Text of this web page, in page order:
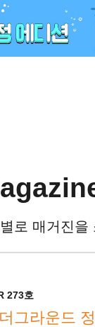
로 매거진을
273호
그라운드